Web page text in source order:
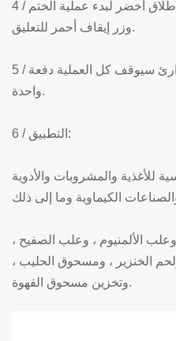
4 / عملية سهلة: اضغط على 2 زر إطلاق أخضر لبدء عملية الختم
وزر إيقاف أحمر للتعليق.
5 / الأمان: اضغط على زر الطوارئ سيوقف كل العملية دفعة
واحدة.
6 / التطبيق:
للأغذية والمشروبات والأدوية
الألمنيوم ، وعلب الصفيح ،
الخنزير ، ومسحوق الحليب ،
وتخزين مسحوق القهوة.